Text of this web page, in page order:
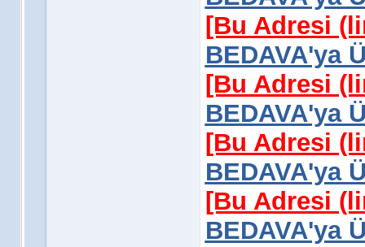
[Bu Adresi
BEDAVA'ya
[Bu Adresi
BEDAVA'ya
[Bu Adresi
BEDAVA'ya
[Bu Adresi
BEDAVA'ya